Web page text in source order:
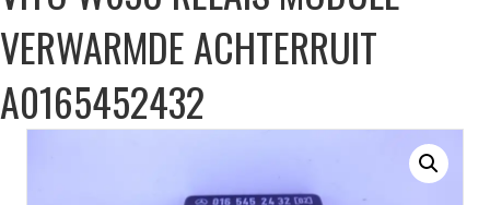
VERWARMDE ACHTERRUIT
A0165452432